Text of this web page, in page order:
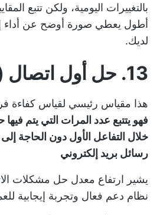
بالتغييرات اليومية، ولكن تتبع
أطول يعطي صورة أوضح عن أداء
لديك.
13. حل أول اتصال (FCR)
هذا مقياس رئيسي لقياس كفاءة
فهو يتتبع عدد المرات التي يتم
خلال التفاعل الأول دون الحاجة
رسائل بريد إلكتروني
يشير ارتفاع معدل حل مشكلات
نظام دعم فعال وتجربة إيجابية